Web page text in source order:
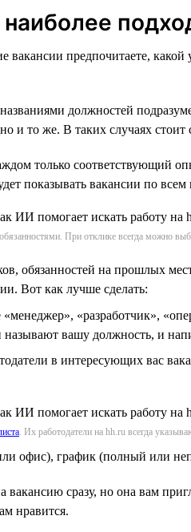
предпочитаете,
должностей
и то же. В таких случаях стоит
только соответствующий
показывать вакансии по
При отклике всегда можно
обязанностей на прошлых
Вот как лучше сделать:
«менеджер», «разработчик»,
вашу должность, и
в интересующих вас
. Их работодатели на hh.ru всегда
офис), график (полный или
вакансию сразу, но она вам
нравится.